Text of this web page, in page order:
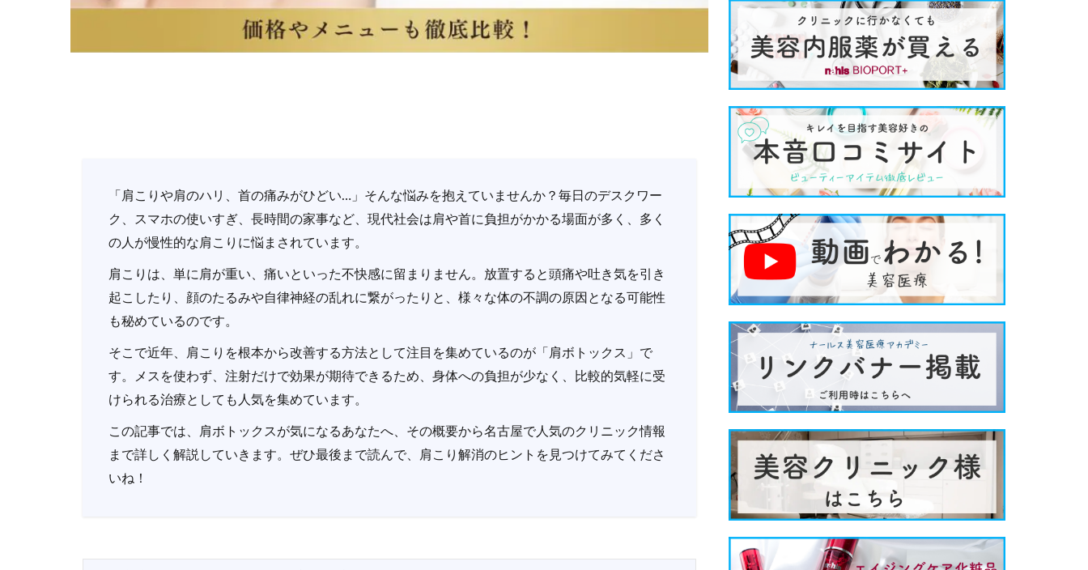
「肩こりや肩のハリ、首の痛みがひどい…」そんな悩みを抱えていませんか？毎日のデスクワー
ク、スマホの使いすぎ、長時間の家事など、現代社会は肩や首に負担がかかる場面が多く、多く
の人が慢性的な肩こりに悩まされています。
肩こりは、単に肩が重い、痛いといった不快感に留まりません。放置すると頭痛や吐き気を引き
起こしたり、顔のたるみや自律神経の乱れに繋がったりと、様々な体の不調の原因となる可能性
も秘めているのです。
そこで近年、肩こりを根本から改善する方法として注目を集めているのが「肩ボトックス」で
す。メスを使わず、注射だけで効果が期待できるため、身体への負担が少なく、比較的気軽に受
けられる治療としても人気を集めています。
この記事では、肩ボトックスが気になるあなたへ、その概要から名古屋で人気のクリニック情報
まで詳しく解説していきます。ぜひ最後まで読んで、肩こり解消のヒントを見つけてみてくださ
いね！